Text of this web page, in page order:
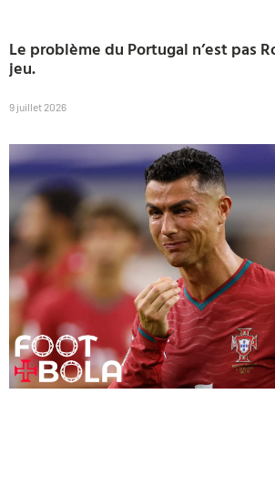
Le problème du Portugal n’est pas
jeu.
9 juillet 2026